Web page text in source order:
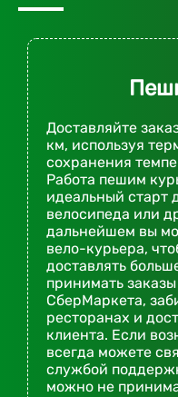
Доставляйте
км, используя
сохранения
Работа пешим
идеальный старт
велосипеда или
дальнейшем вы
вело-курьера,
доставлять
принимать
СберМаркета,
ресторанах и
клиента. Если
всегда можете
службой
можно не